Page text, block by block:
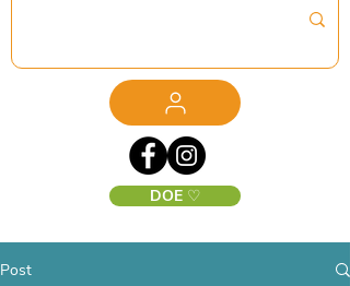
DOE ♡
Post